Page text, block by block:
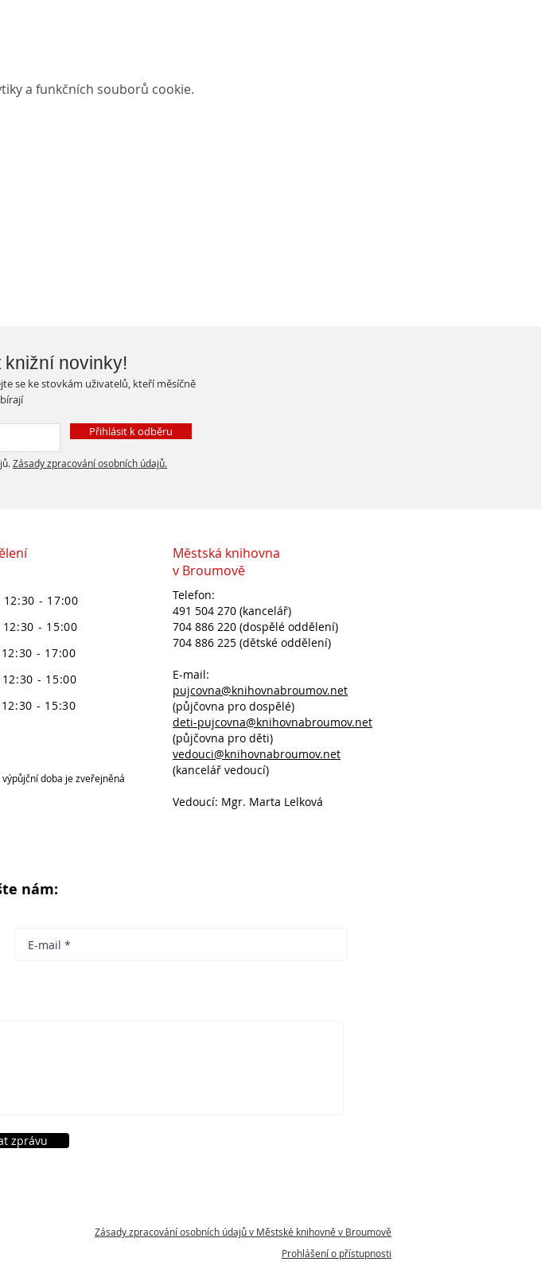
a funkčních souborů cookie.
- 17:00
- 15:00
- 17:00
- 15:00
- 15:30
doba je zveřejněná
Městská knihovna
v Broumově
Telefon:
491 504 270 (kancelář)
704 886 220 (dospělé oddělení)
704 886 225 (dětské oddělení)
E-mail:
pujcovna@knihovnabroumov.net
(půjčovna pro dospělé)
deti-pujcovna@knihovnabroumov.net
(půjčovna pro děti)
vedouci@knihovnabroumov.net
(kancelář vedoucí)
Vedoucí: Mgr. Marta Lelková
nám:
zprávu
knižní novinky!
se ke stovkám uživatelů, kteří měsíčně
Přihlásit k odběru
Zásady zpracování osobních údajů.
Zásady zpracování osobních údajů v Městské knihovně v Broumově
Prohlášení o přístupnosti